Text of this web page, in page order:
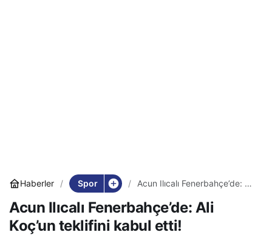
Haberler Spor
Acun Ilıcalı Fenerbahçe’de: Ali
Acun Ilıcalı Fenerbahçe’de: Ali
Koç’un teklifini kabul etti!